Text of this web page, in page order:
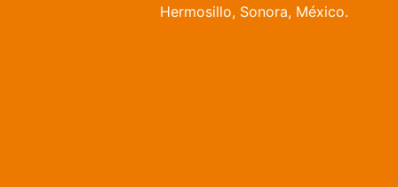
Hermosillo, Sonora, México.